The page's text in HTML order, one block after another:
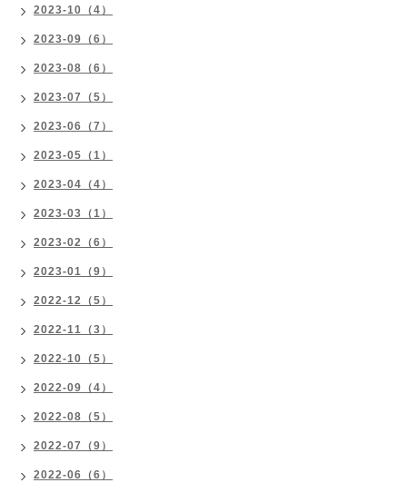
2023-10（4）
2023-09（6）
2023-08（6）
2023-07（5）
2023-06（7）
2023-05（1）
2023-04（4）
2023-03（1）
2023-02（6）
2023-01（9）
2022-12（5）
2022-11（3）
2022-10（5）
2022-09（4）
2022-08（5）
2022-07（9）
2022-06（6）